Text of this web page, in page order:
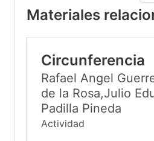
Materiales
Circunferencia
Rafael Angel
de la Rosa,Julio
Padilla Pineda
Actividad